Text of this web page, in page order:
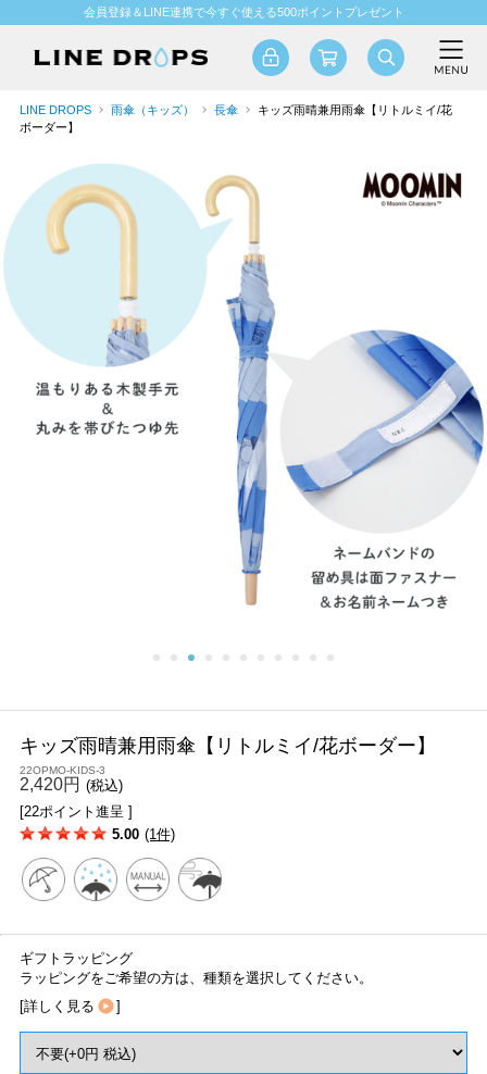
会員登録＆LINE連携で今すぐ使える500ポイントプレゼント
LINE DROPS 雨傘（キッズ） 長傘
キッズ雨晴兼用雨傘【リトルミイ/花
ボーダー】
キッズ雨晴兼用雨傘【リトルミイ/花ボーダー】
22OPMO-KIDS-3
2,420円 (税込)
[22ポイント進呈 ]
5.00 (1件)
ギフトラッピング
ラッピングをご希望の方は、種類を選択してください。
[詳しく見る ]